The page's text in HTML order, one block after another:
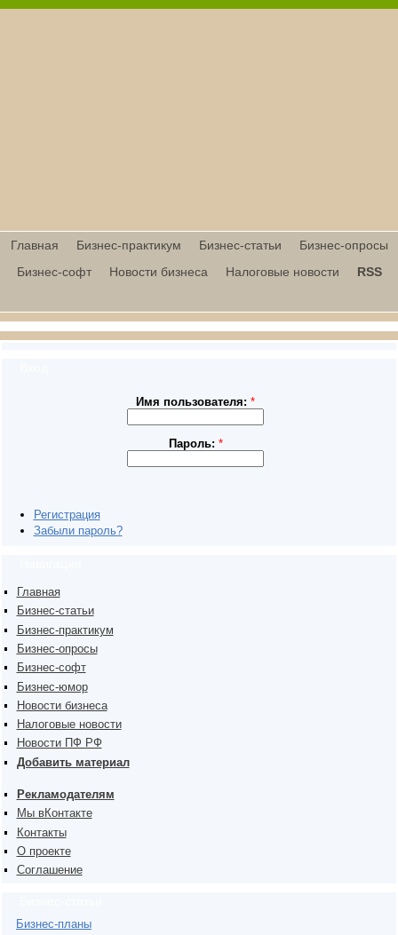
Главная Бизнес-практикум Бизнес-статьи
Бизнес-опросы
Бизнес-софт
Новости бизнеса Налоговые новости RSS
Имя пользователя:*
Пароль: *
Регистрация
Забыли пароль?
Главная
Бизнес-статьи
Бизнес-практикум
Бизнес-опросы
Бизнес-софт
Бизнес-юмор
Новости бизнеса
Налоговые новости
Новости ПФ РФ
Добавить материал
Рекламодателям
Мы вКонтакте
Контакты
О проекте
Соглашение
Бизнес-планы